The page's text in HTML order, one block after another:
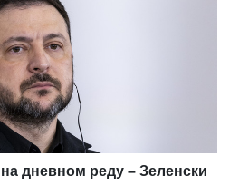
дневном реду – Зеленски